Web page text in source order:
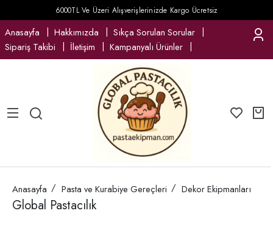
6000TL Ve Üzeri Alışverişlerinizde Kargo Ücretsiz
Anasayfa Hakkımızda
Sıkça Sorulan Sorular
Sipariş Takibi
İletişim Kampanyalı Ürünler
Anasayfa Pasta ve Kurabiye Gereçleri Dekor Ekipmanları
Global Pastacılık